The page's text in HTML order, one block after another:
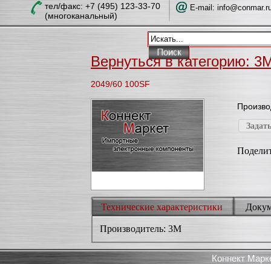
тел/факc: +7 (495) 123-33-70
(многоканальный)
E-mail:
Вернуться в категорию:
2049/60 100SF
Технические характеристики
Производитель: 3M
Коннект